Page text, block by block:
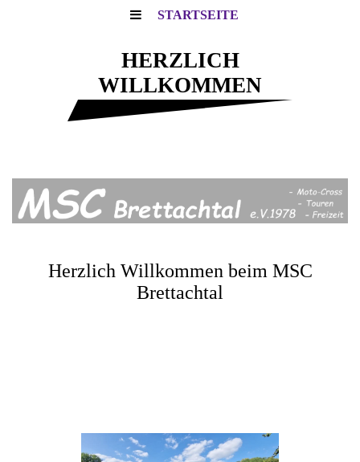
STARTSEITE
HERZLICH
WILLKOMMEN
Motocross - Touren - Freizeit
Herzlich Willkommen beim MSC
Brettachtal